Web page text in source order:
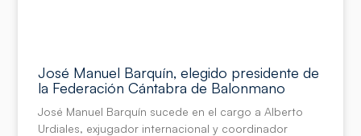
José Manuel Barquín, elegido presidente de
la Federación Cántabra de Balonmano
José Manuel Barquín sucede en el cargo a Alberto
Urdiales, exjugador internacional y coordinador